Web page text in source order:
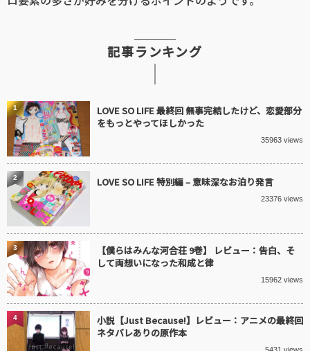
記事ランキング
LOVE SO LIFE 最終回 無事完結したけど、恋愛部分
をもっとやってほしかった
35963 views
1
LOVE SO LIFE 特別編 – 意味深なお泊り発言
23376 views
2
【僕らはみんな河合荘 9巻】 レビュー：告白、そ
して両想いになった和成と律
15962 views
3
小説【Just Because!】レビュー：アニメの最終回
ネタバレありの原作本
4